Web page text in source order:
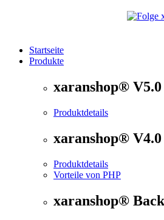
Startseite
Produkte
xaranshop® V5.0
Produktdetails
xaranshop® V4.0
Produktdetails
Vorteile von PHP
xaranshop®